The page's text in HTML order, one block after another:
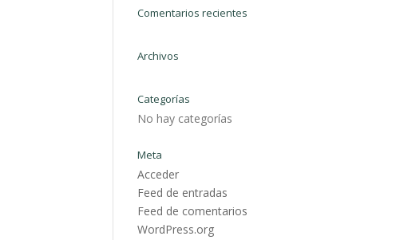
Comentarios recientes
Archivos
Categorías
No hay categorías
Meta
Acceder
Feed de entradas
Feed de comentarios
WordPress.org